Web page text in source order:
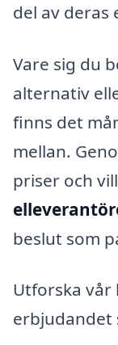
del av deras
Vare sig du
alternativ
finns det
mellan.
priser och
beslut som
Utforska vår
erbjudandet